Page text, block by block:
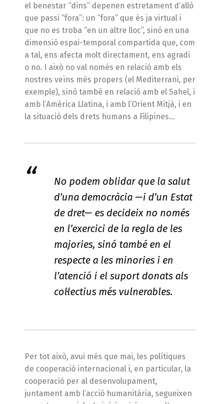
el benestar “dins” depenen estretament d’allò
que passi “fora”: un “fora” que és ja virtual i
que no es troba “en un altre lloc”, sinó en una
dimensió espai-temporal compartida que, com
a tal, ens afecta molt directament, ens agradi
o no. I això no val només en relació amb els
nostres veïns més propers (el Mediterrani, per
exemple), sinó també en relació amb el Sahel, i
amb l’Amèrica Llatina, i amb l’Orient Mitjà, i en
la situació dels drets humans a Filipines…
No podem oblidar que la salut
d’una democràcia —i d’un Estat
de dret— es decideix no només
en l’exercici de la regla de les
majories, sinó també en el
respecte a les minories i en
l’atenció i el suport donats als
col·lectius més vulnerables.
Per tot això, avui més que mai, les polítiques
de cooperació internacional i, en particular, la
cooperació per al desenvolupament,
juntament amb l’acció humanitària, segueixen